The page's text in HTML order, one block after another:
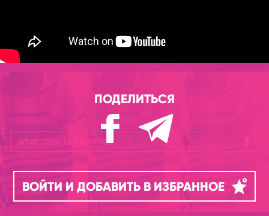
ПОДЕЛИТЬСЯ
ВОЙТИ И ДОБАВИТЬ В ИЗБРАННОЕ